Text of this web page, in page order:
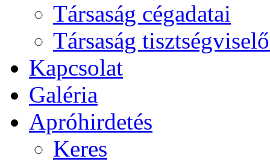
Társaság cégadatai
Társaság
Kapcsolat
Galéria
Apróhirdetés
Keres